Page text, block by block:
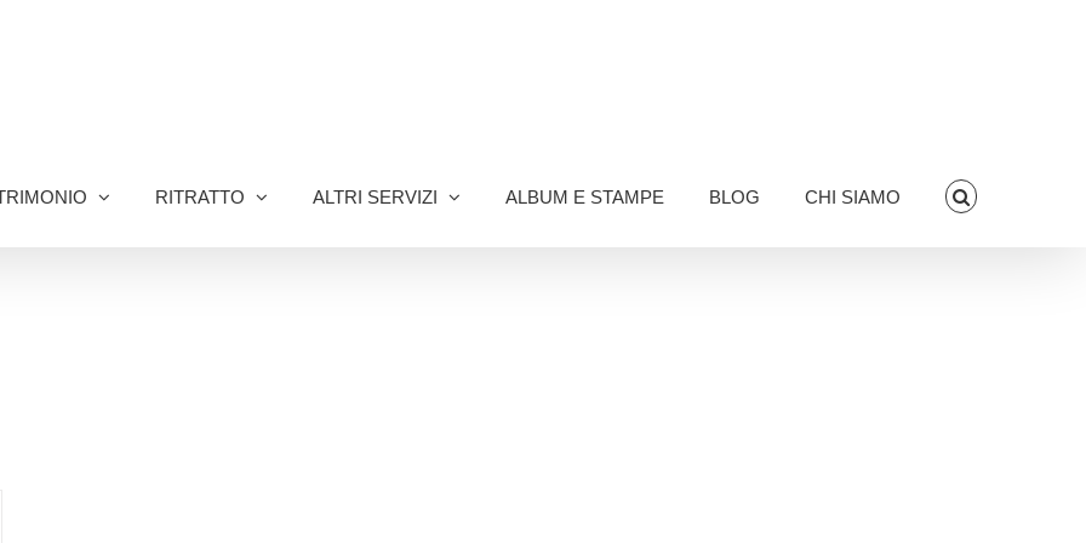
RITRATTO ALTRI SERVIZI ALBUM E STAMPE BLOG CHI SIAMO